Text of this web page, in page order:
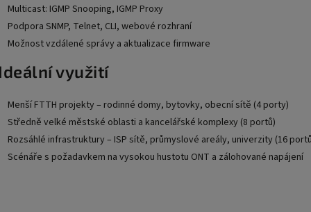
Multicast: IGMP Snooping, IGMP Proxy
Podpora SNMP, Telnet, CLI, webové rozhraní
Možnost vzdálené správy a aktualizace firmware
využití
Menší FTTH projekty – rodinné domy, bytovky, obecní sítě (4 porty)
Středně velké městské oblasti a kancelářské komplexy (8 portů)
Rozsáhlé infrastruktury – ISP sítě, průmyslové areály, univerzity (16
Scénáře s požadavkem na vysokou hustotu ONT a zálohované napájení